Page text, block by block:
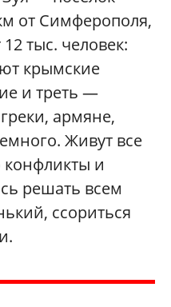
от Симферополя,
тыс. человек:
крымские
и треть —
армяне,
Живут все
конфликты и
решать всем
ссориться